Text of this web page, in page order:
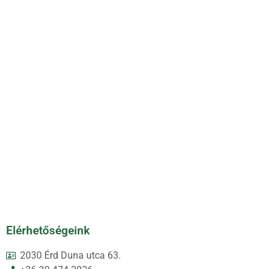
Elérhetőségeink
2030 Érd Duna utca 63.